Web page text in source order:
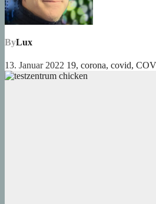
ByLux
13. Januar 2022 19, corona, covid,